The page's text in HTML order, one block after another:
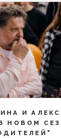
И
НОВОМ